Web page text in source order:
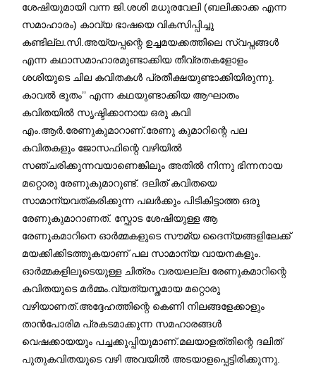
ശേഷിയുമായി വന്ന ജി.ശശി മധുരവേലി (ബലിക്കാക്ക എന്ന
സമാഹാരം) കാവ്യ ഭാഷയെ വികസിപ്പിച്ചു
കണ്ടില്ല.സി.അയ്യപ്പന്റെ ഉച്ചമയക്കത്തിലെ സ്വപ്നങ്ങൾ
എന്ന കഥാസമാഹാരമുണ്ടാക്കിയ തീവ്രതകളോളം
ശശിയുടെ ചില കവിതകൾ പ്രതീക്ഷയുണ്ടാക്കിയിരുന്നു
കാവൽ ഭൂതം’’ എന്ന കഥയുണ്ടാക്കിയ ആഘാതം
കവിതയിൽ സൃഷ്ടിക്കാനായ ഒരു കവി
എം.ആർ.രേണുകുമാറാണ്.രേണു കുമാറിന്റെ പല
കവിതകളും ജോസഫിന്റെ വഴിയിൽ
സഞ്ചരിക്കുന്നവയാണെങ്കിലും അതിൽ നിന്നു ഭിന്നനായ
മറ്റൊരു രേണുകുമാറുണ്ട്. ദലിത് കവിതയെ
സാമാന്യവത്കരിക്കുന്ന പലർക്കും പിടികിട്ടാത്ത ഒരു
രേണുകുമാറാണത്. സ്ഫോട ശേഷിയുള്ള ആ
രേണുകമാറിനെ ഓർമ്മകളുടെ സൗമ്യ ദൈന്യങ്ങളിലേക്ക്
മയക്കിക്കിടത്തുകയാണ് പല സാമാന്യ വായനകളും.
ഓർമ്മകളിലൂടെയുള്ള ചിത്രം വരയലല്ല രേണുകമാറിന്റെ
കവിതയുടെ മർമ്മം.വ്യത്യസ്തമായ മറ്റൊരു
വഴിയാണത്.അദ്ദേഹത്തിന്റെ കെണി നിലങ്ങളേക്കാളും
താൻപോരിമ പ്രകടമാക്കുന്ന സമഹാരങ്ങൾ
വെഷക്കായയും പച്ചക്കുപ്പിയുമാണ്.മലയാളത്തിന്റെ ദലിത്
പുതുകവിതയുടെ വഴി അവയിൽ അടയാളപ്പെട്ടിരിക്കുന്നു.